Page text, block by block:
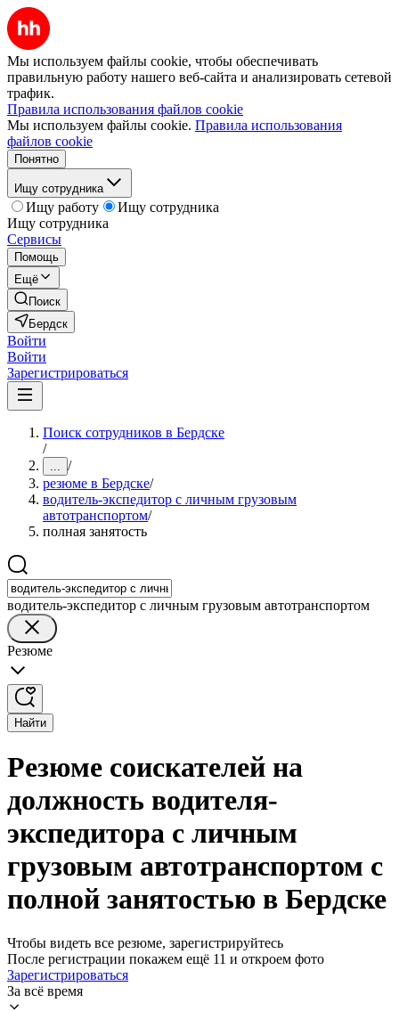
Мы используем файлы cookie, чтобы обеспечивать
правильную работу нашего веб-сайта и анализировать сетевой
трафик.
Правила использования файлов cookie
Мы используем файлы cookie. Правила использования
файлов cookie
Понятно
Ищу сотрудника
Ищу работу
Ищу сотрудника
Ищу сотрудника
Сервисы
Помощь
Ещё
Поиск
Бердск
Войти
Войти
Зарегистрироваться
Поиск сотрудников в Бердске
/
... /
резюме в Бердске/
водитель-экспедитор с личным грузовым
автотранспортом/
полная занятость
водитель-экспедитор с личным грузовым автотранспортом
Резюме
Найти
Резюме соискателей на
должность водителя-
экспедитора с личным
грузовым автотранспортом с
полной занятостью в Бердске
Чтобы видеть все резюме, зарегистрируйтесь
После регистрации покажем ещё 11 и откроем фото
Зарегистрироваться
За всё время